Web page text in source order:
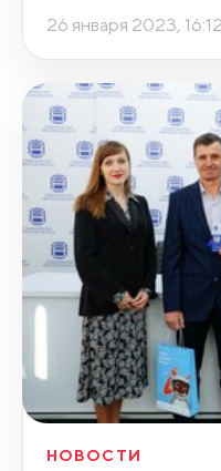
26 января 2023, 16:12
НОВОСТИ